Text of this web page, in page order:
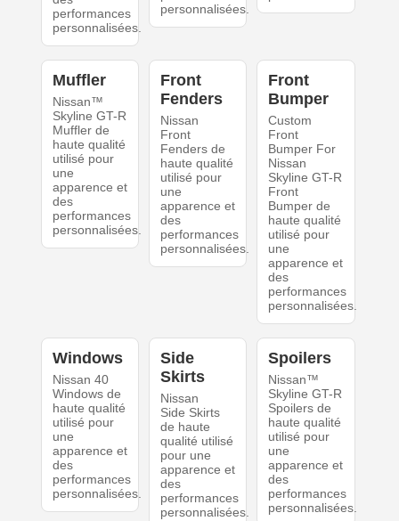
performances
personnalisées.
personnalisées.
Muffler
Nissan™
Skyline GT-R
Muffler de
haute qualité
utilisé pour
une
apparence et
des
performances
personnalisées.
Front
Fenders
Nissan
Front
Fenders de
haute qualité
utilisé pour
une
apparence et
des
performances
personnalisées.
Front
Bumper
Custom
Front
Bumper For
Nissan
Skyline GT-R
Front
Bumper de
haute qualité
utilisé pour
une
apparence et
des
performances
personnalisées.
Windows
Nissan 40
Windows de
haute qualité
utilisé pour
une
apparence et
des
performances
personnalisées.
Side
Skirts
Nissan
Side Skirts
de haute
qualité utilisé
pour une
apparence et
des
performances
personnalisées.
Spoilers
Nissan™
Skyline GT-R
Spoilers de
haute qualité
utilisé pour
une
apparence et
des
performances
personnalisées.